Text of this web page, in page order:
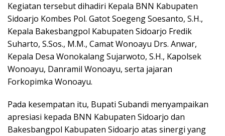
Kegiatan tersebut dihadiri Kepala BNN Kabupaten
Sidoarjo Kombes Pol. Gatot Soegeng Soesanto, S.H.,
Kepala Bakesbangpol Kabupaten Sidoarjo Fredik
Suharto, S.Sos., M.M., Camat Wonoayu Drs. Anwar,
Kepala Desa Wonokalang Sujarwoto, S.H., Kapolsek
Wonoayu, Danramil Wonoayu, serta jajaran
Forkopimka Wonoayu.
Pada kesempatan itu, Bupati Subandi menyampaikan
apresiasi kepada BNN Kabupaten Sidoarjo dan
Bakesbangpol Kabupaten Sidoarjo atas sinergi yang